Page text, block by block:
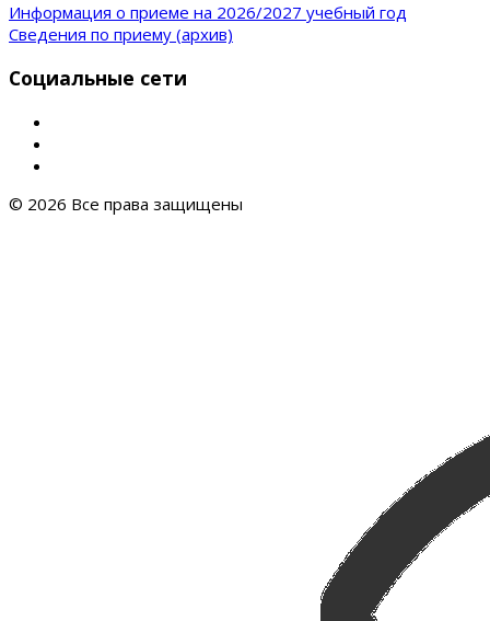
Информация о приеме на 2026/2027 учебный год
Сведения по приему (архив)
Социальные сети
© 2026 Все права защищены